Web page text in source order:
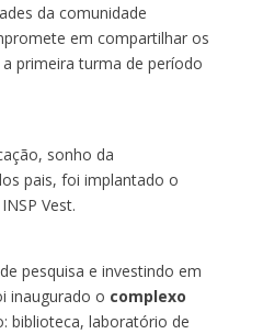
da comunidade
em compartilhar os
primeira turma de período
sonho da
pais, foi implantado o
Vest.
pesquisa e investindo em
inaugurado o complexo
biblioteca, laboratório de